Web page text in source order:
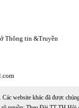
Thông tin &Truyền
website khác đã được